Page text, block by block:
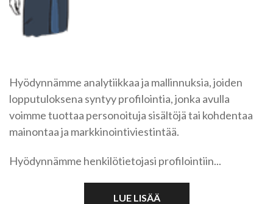
Hyödynnämme analytiikkaa ja mallinnuksia, joiden
lopputuloksena syntyy profilointia, jonka avulla
voimme tuottaa personoituja sisältöjä tai kohdentaa
mainontaa ja markkinointiviestintää.
Hyödynnämme henkilötietojasi profilointiin...
LUE LISÄÄ